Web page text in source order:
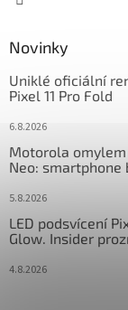
Novinky
Uniklé oficiální
Pixel 11 Pro Fold
6.8.2026
Motorola
Neo: smartphone
5.8.2026
LED podsvícení
Glow. Insider
4.8.2026